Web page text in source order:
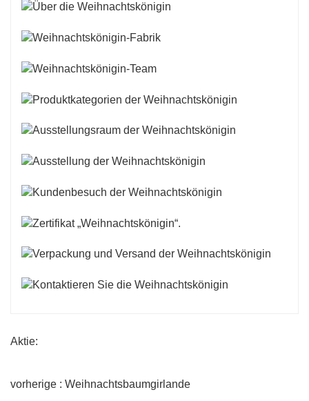
Aktie:
vorherige : Weihnachtsbaumgirlande